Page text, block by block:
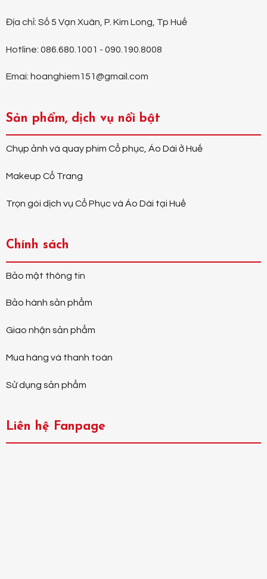
Địa chỉ: Số 5 Vạn Xuân, P. Kim Long, Tp Huế
Hotline: 086.680.1001 - 090.190.8008
Emai: hoanghiem151@gmail.com
Sản phẩm, dịch vụ nổi bật
Chụp ảnh và quay phim Cổ phục, Áo Dài ở Huế
Makeup Cổ Trang
Trọn gói dịch vụ Cổ Phục và Áo Dài tại Huế
Chính sách
Bảo mật thông tin
Bảo hành sản phẩm
Giao nhận sản phẩm
Mua hàng và thanh toán
Sử dụng sản phẩm
Liên hệ Fanpage